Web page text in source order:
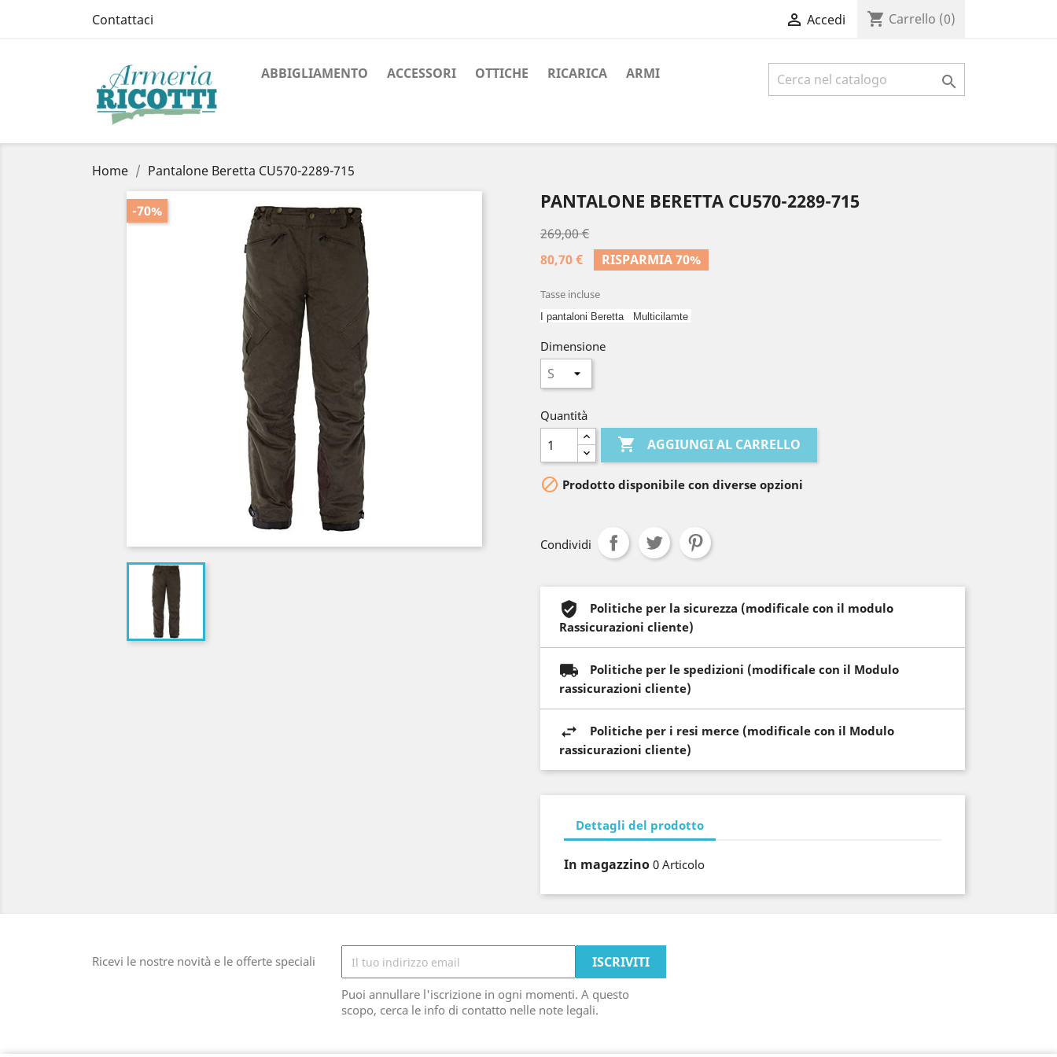
Contattaci  Accedi shopping_cart Carrello (0)

ABBIGLIAMENTO ACCESSORI OTTICHE RICARICA ARMI
Home Pantalone Beretta CU570-2289-715
-70% PANTALONE BERETTA CU570-2289-715
269,00 €
80,70 €
RISPARMIA 70%
Tasse incluse
I pantaloni Beretta Multicilamte
Dimensione
Quantità
 AGGIUNGI AL CARRELLO
 Prodotto disponibile con diverse opzioni
Condividi
Politiche per la sicurezza (modificale con il modulo
Rassicurazioni cliente)
Politiche per le spedizioni (modificale con il Modulo
rassicurazioni cliente)
Politiche per i resi merce (modificale con il Modulo
rassicurazioni cliente)
Dettagli del prodotto
In magazzino 0 Articolo
Ricevi le nostre novità e le offerte speciali
Puoi annullare l'iscrizione in ogni momenti. A questo
scopo, cerca le info di contatto nelle note legali.